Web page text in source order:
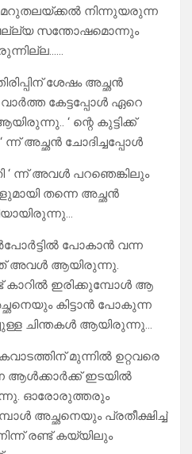
മറുതലയ്ക്കൽ നിന്നുയരുന്ന
വല്ല്യ സന്തോഷമൊന്നും
ശേഷം അച്ഛൻ
കേട്ടപ്പോൾ ഏറെ
‘ ന്റെ കുട്ടിക്ക്
അച്ഛൻ ചോദിച്ചപ്പോൾ
‘ ന്ന് അവൾ പറഞെങ്കിലും
തന്നെ അച്ഛൻ
പോകാൻ വന്ന
അവൾ ആയിരുന്നു.
ഇരിക്കുമ്പോൾ ആ
കിട്ടാൻ പോകുന്ന
ചിന്തകൾ ആയിരുന്നു…
മുന്നിൽ ഉറ്റവരെ
ആൾക്കാർക്ക് ഇടയിൽ
ഓരോരുത്തരും
അച്ഛനെയും പ്രതീക്ഷിച്ച്
രണ്ട് കയ്യിലും